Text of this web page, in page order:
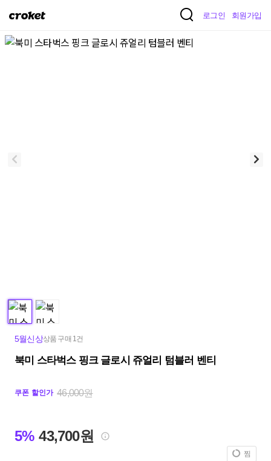
크
켓
로그인 회원가입
5월신상상품 구매 1건
북미 스타벅스 핑크 글로시 쥬얼리 텀블러 벤티
쿠폰 할인가 46,000원
5% 43,700원
찜